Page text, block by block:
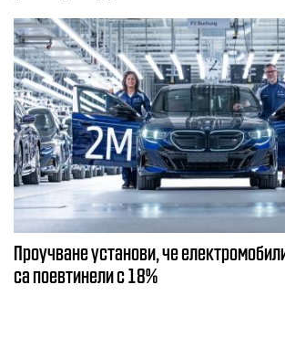
Проучване установи, че
са поевтинели с 18%